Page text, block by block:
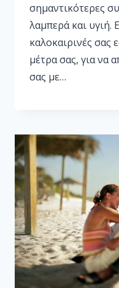
σημαντικότερες
λαμπερά και υγιή.
καλοκαιρινές σας
μέτρα σας, για να
σας με…